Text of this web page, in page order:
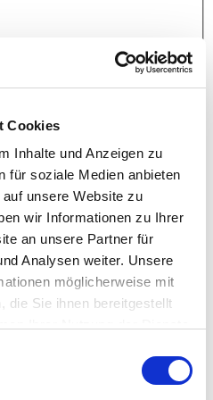
Cookies
Inhalte und Anzeigen zu
für soziale Medien anbieten
unsere Website zu
wir Informationen zu Ihrer
an unsere Partner für
Analysen weiter. Unsere
möglicherweise mit
die Sie ihnen bereitgestellt
Intensivtag zur Vermittlung
PM4 in der 2-bändigen Print-
Summary Report,
B, Seminarskript, Blöcke,